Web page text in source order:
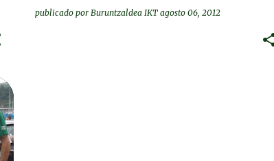
publicado por Buruntzaldea IKT agosto 06, 2012